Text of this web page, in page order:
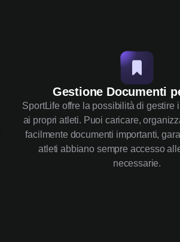
Gestione Documenti
SportLife offre la possibilità di gestire
ai propri atleti. Puoi caricare,
facilmente documenti importanti,
atleti abbiano sempre accesso
necessarie.